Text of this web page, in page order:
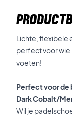
Lichte, flexibele
perfect voor wie
voeten!
Perfect voor de
Dark Cobalt/
Wil je